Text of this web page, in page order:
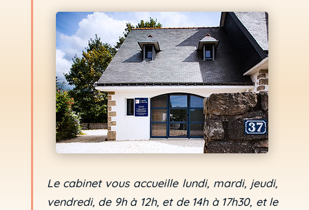
Le cabinet vous accueille lundi, mardi, jeudi,
vendredi, de 9h à 12h, et de 14h à 17h30, et le